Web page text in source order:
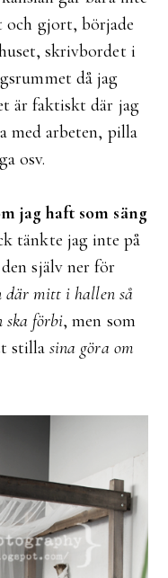
och gjort, började
skrivbordet i
då jag
är faktiskt där jag
med arbeten, pilla
osv.
jag haft som säng
tänkte jag inte på
själv ner för
där mitt i hallen så
ska förbi, men som
stillasina göra om